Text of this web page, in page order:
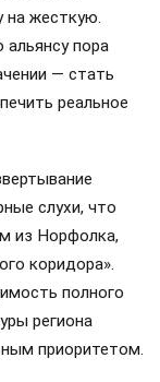
на жесткую.
альянсу пора
— стать
реальное
слухи, что
из Норфолка,
коридора».
полного
региона
приоритетом.